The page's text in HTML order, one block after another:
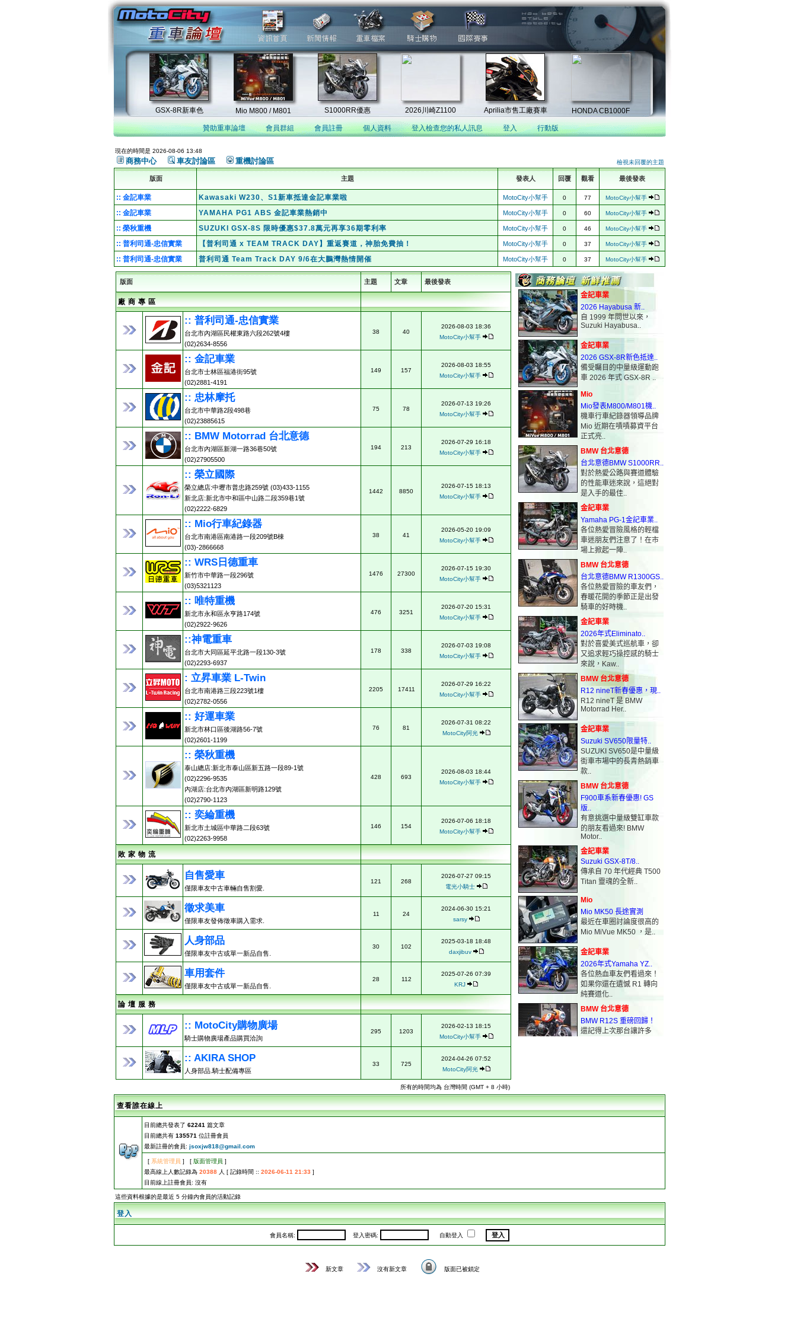
贊助重車論壇 會員群組 會員註冊 個人資料 登入檢查您的私人訊息 登入 行動版
現在的時間是 2026-08-06 13:48
商務中心 車友討論區 重機討論區 檢視未回覆的主題
版面 主題 發表人 回覆 觀看 最後發表
:: 金記車業 Kawasaki W230、S1新車抵達金記車業啦 MotoCity小幫手 0 77 MotoCity小幫手
:: 金記車業 YAMAHA PG1 ABS 金記車業熱銷中 MotoCity小幫手 0 60 MotoCity小幫手
:: 榮秋重機 SUZUKI GSX-8S 限時優惠$37.8萬元再享36期零利率 MotoCity小幫手 0 46 MotoCity小幫手
:: 普利司通-忠信實業 【普利司通 x TEAM TRACK DAY】重返賽道，神胎免費抽！ MotoCity小幫手 0 37 MotoCity小幫手
:: 普利司通-忠信實業 普利司通 Team Track DAY 9/6在大鵬灣熱情開催 MotoCity小幫手 0 37 MotoCity小幫手
版面 主題 文章 最後發表
廠 商 專 區
:: 普利司通-忠信實業
台北市內湖區民權東路六段262號4樓
(02)2634-8556
38 40
2026-08-03 18:36
MotoCity小幫手
:: 金記車業
台北市士林區福港街95號
(02)2881-4191
149 157
2026-08-03 18:55
MotoCity小幫手
:: 忠林摩托
台北市中華路2段498巷
(02)23885615
75 78
2026-07-13 19:26
MotoCity小幫手
:: BMW Motorrad 台北意德
台北市內湖區新湖一路36巷50號
(02)27905500
194 213
2026-07-29 16:18
MotoCity小幫手
:: 榮立國際
榮立總店:中壢市普忠路259號 (03)433-1155
新北店:新北市中和區中山路二段359巷1號
(02)2222-6829
1442 8850
2026-07-15 18:13
MotoCity小幫手
:: Mio行車紀錄器
台北市南港區南港路一段209號B棟
(03)-2866668
38 41
2026-05-20 19:09
MotoCity小幫手
:: WRS日德重車
新竹市中華路一段296號
(03)5321123
1476 27300
2026-07-15 19:30
MotoCity小幫手
:: 唯特重機
新北市永和區永亨路174號
(02)2922-9626
476 3251
2026-07-20 15:31
MotoCity小幫手
::神電重車
台北市大同區延平北路一段130-3號
(02)2293-6937
178 338
2026-07-03 19:08
MotoCity小幫手
: 立昇車業 L-Twin
台北市南港路三段223號1樓
(02)2782-0556
2205 17411
2026-07-29 16:22
MotoCity小幫手
:: 好運車業
新北市林口區後湖路56-7號
(02)2601-1199
76 81
2026-07-31 08:22
MotoCity阿光
:: 榮秋重機
泰山總店:新北市泰山區新五路一段89-1號
(02)2296-9535
內湖店:台北市內湖區新明路129號
(02)2790-1123
428 693
2026-08-03 18:44
MotoCity小幫手
:: 奕綸重機
新北市土城區中華路二段63號
(02)2263-9958
146 154
2026-07-06 18:18
MotoCity小幫手
敗 家 物 流
自售愛車
僅限車友中古車輛自售割愛.
121 268
2026-07-27 09:15
電光小騎士
徵求美車
僅限車友發佈徵車購入需求.
11 24
2024-06-30 15:21
sarsy
人身部品
僅限車友中古或單一新品自售.
30 102
2025-03-18 18:48
daxjibuv
車用套件
僅限車友中古或單一新品自售.
28 112
2025-07-26 07:39
KRJ
論 壇 服 務
:: MotoCity購物廣場
騎士購物廣場產品購買洽詢
295 1203
2026-02-13 18:15
MotoCity小幫手
:: AKIRA SHOP
人身部品.騎士配備專區
33 725
2024-04-26 07:52
MotoCity阿光
所有的時間均為 台灣時間 (GMT + 8 小時)
查看誰在線上
目前總共發表了 62241 篇文章
目前總共有 135571 位註冊會員
最新註冊的會員: jsoxjw818@gmail.com
[ 系統管理員 ] [ 版面管理員 ]
最高線上人數記錄為 20388 人 [ 記錄時間 :: 2026-06-11 21:33 ]
目前線上註冊會員: 沒有
這些資料根據的是最近 5 分鐘內會員的活動記錄
登入
會員名稱: 登入密碼: 自動登入
新文章 沒有新文章 版面已被鎖定